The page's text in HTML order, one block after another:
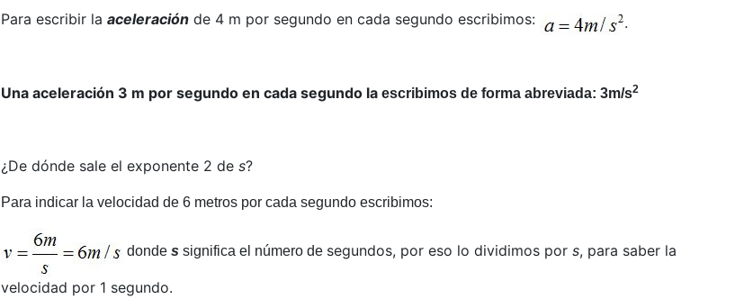
Para escribir la aceleraciónde 4 m por segundo en cada segundo escribimos: .
Una aceleración 3 m por segundo en cada segundo la escribimos de forma abreviada: 3m/s2
¿De dónde sale el exponente 2 de s?
Para indicar la velocidad de 6 metros por cada segundo escribimos:
donde s significa el número de segundos, por eso lo dividimos por s, para saber la
velocidad por 1 segundo.